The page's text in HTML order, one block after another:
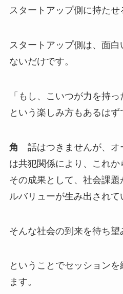
スタートアップ側に持たせ
スタートアップ側は、面
ないだけです。
「もし、こいつが力を持
という楽しみ方もあるはず
角 話はつきませんが、オ
は共犯関係により、これか
その成果として、社会課
ルバリューが生み出されて
そんな社会の到来を待ち望
ということでセッション
ます。